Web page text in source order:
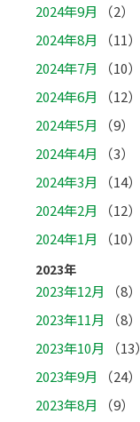
2024年9月
（2）
2024年8月
（11）
2024年7月
（10）
2024年6月
（12）
2024年5月
（9）
2024年4月
（3）
2024年3月
（14）
2024年2月
（12）
2024年1月
（10）
2023年
2023年12月
（8）
2023年11月
（8）
2023年10月
（13）
2023年9月
（24）
2023年8月
（9）